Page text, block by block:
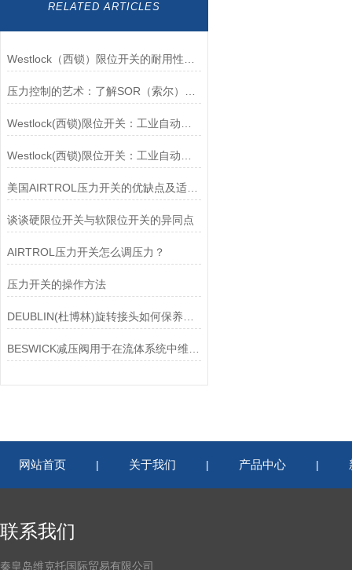
RELATED ARTICLES
美国AIRTROL压力开关的优缺点及适用范围讲解
谈谈硬限位开关与软限位开关的异同点
AIRTROL压力开关怎么调压力？
压力开关的操作方法
DEUBLIN(杜博林)旋转接头如何保养？需要注意哪些事项？
网站首页 | 关于我们 | 产品中心 |
联系我们
秦皇岛维克托国际贸易有限公司